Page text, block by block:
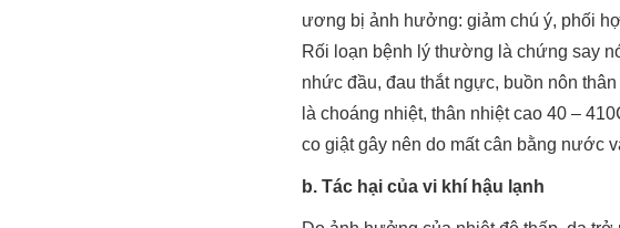
ương bị ảnh hưởng: giảm chú ý, phối
Rối loạn bệnh lý thường là chứng say
nhức đầu, đau thắt ngực, buồn nôn
là choáng nhiệt, thân nhiệt cao 40 –
co giật gây nên do mất cân bằng nước
b. Tác hại của vi khí hậu lạnh